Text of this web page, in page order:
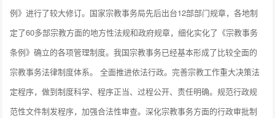
例》进行了较大修订。国家宗教事务局先后出台12部部门规章，各地制
定了60多部宗教方面的地方性法规和政府规章，细化实化了《宗教事务
条例》确立的各项管理制度。我国宗教事务已经基本形成了比较全面的
宗教事务法律制度体系。 全面推进依法行政。完善宗教工作重大决策法
定程序，做到制度科学、程序正当、过程公开、责任明确。规范行政规
范性文件制发程序，加强合法性审查。深化宗教事务方面的行政审批制